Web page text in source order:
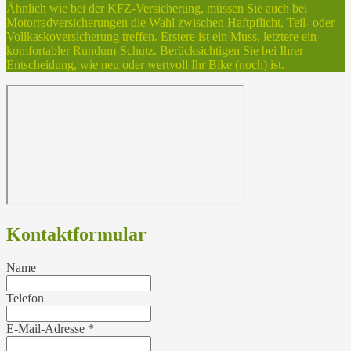
Ähnlich wie bei der KFZ-Versicherung, müssen Sie auch bei
Motorradversicherungen die Wahl zwischen Haftpflicht, Teil- oder
Vollkaskoversicherung treffen. Erstere ist ein Muss, letztere ein
komfortabler Rundum-Schutz. Berücksichtigen Sie bei Ihrer
Entscheidung, wie neu oder wertvoll Ihr Bike (noch) ist.
Kontaktformular
Name
Telefon
E-Mail-Adresse *